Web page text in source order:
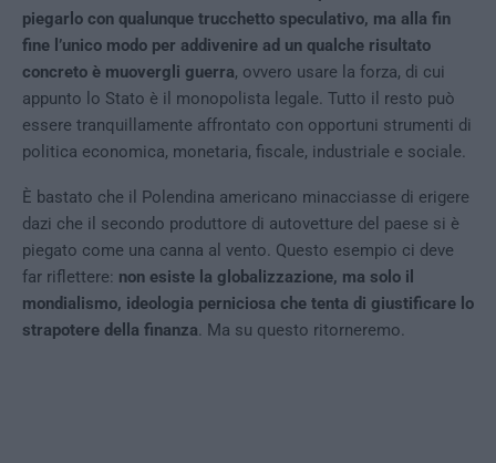
piegarlo con qualunque trucchetto speculativo, ma alla fin
fine l’unico modo per addivenire ad un qualche risultato
concreto è muovergli guerra, ovvero usare la forza, di cui
appunto lo Stato è il monopolista legale. Tutto il resto può
essere tranquillamente affrontato con opportuni strumenti di
politica economica, monetaria, fiscale, industriale e sociale.
È bastato che il Polendina americano minacciasse di erigere
dazi che il secondo produttore di autovetture del paese si è
piegato come una canna al vento. Questo esempio ci deve
far riflettere: non esiste la globalizzazione, ma solo il
mondialismo, ideologia perniciosa che tenta di giustificare lo
strapotere della finanza. Ma su questo ritorneremo.